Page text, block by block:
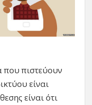
που πιστεύουν
είναι
είναι ότι